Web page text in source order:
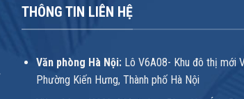
THÔNG TIN LIÊN HỆ
Văn phòng Hà Nội:Lô V6A08- Khu đô thị mới
Phường Kiến Hưng, Thành phố Hà Nội